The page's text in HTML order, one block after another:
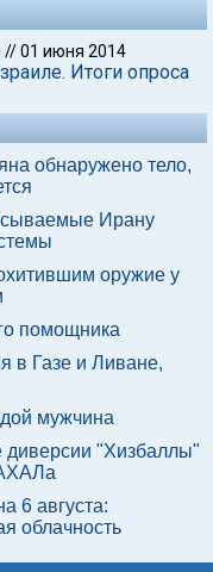
//01 июня 2014
Итоги опроса
обнаружено тело,
Ирану
оружие у
помощника
в Газе и Ливане,
мужчина
диверсии "Хизбаллы"
6 августа:
облачность